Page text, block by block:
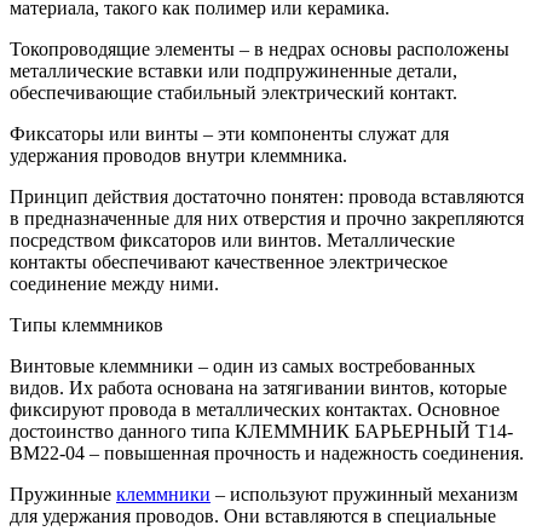
материала, такого как полимер или керамика.
Токопроводящие элементы – в недрах основы расположены
металлические вставки или подпружиненные детали,
обеспечивающие стабильный электрический контакт.
Фиксаторы или винты – эти компоненты служат для
удержания проводов внутри клеммника.
Принцип действия достаточно понятен: провода вставляются
в предназначенные для них отверстия и прочно закрепляются
посредством фиксаторов или винтов. Металлические
контакты обеспечивают качественное электрическое
соединение между ними.
Типы клеммников
Винтовые клеммники – один из самых востребованных
видов. Их работа основана на затягивании винтов, которые
фиксируют провода в металлических контактах. Основное
достоинство данного типа КЛЕММНИК БАРЬЕРНЫЙ T14-
BM22-04 – повышенная прочность и надежность соединения.
Пружинные клеммники – используют пружинный механизм
для удержания проводов. Они вставляются в специальные